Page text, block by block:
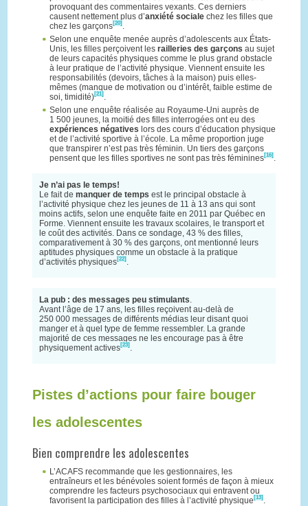
provoquant des commentaires vexants. Ces derniers
causent nettement plus d’anxiété socialechez les filles que
chez les garçons[20] .
Selon une enquête menée auprès d’adolescents aux États-
Unis, les filles perçoivent les railleries des garçons au sujet
de leurs capacités physiques comme le plus grand obstacle
à leur pratique de l’activité physique. Viennent ensuite les
responsabilités (devoirs, tâches à la maison) puis elles-
mêmes (manque de motivation ou d’intérêt, faible estime de
soi, timidité)[21] .
Selon une enquête réalisée au Royaume-Uni auprès de
1 500 jeunes, la moitié des filles interrogées ont eu des
expériences négatives lors des cours d’éducation physique
et de l’activité sportive à l’école. La même proportion juge
que transpirer n’est pas très féminin. Un tiers des garçons
pensent que les filles sportives ne sont pas très féminines[16] .
Je n’ai pas le temps!
Le fait de manquer de temps est le principal obstacle à
l’activité physique chez les jeunes de 11 à 13 ans qui sont
moins actifs, selon une enquête faite en 2011 par Québec en
Forme. Viennent ensuite les travaux scolaires, le transport et
le coût des activités. Dans ce sondage, 43 % des filles,
comparativement à 30 % des garçons, ont mentionné leurs
aptitudes physiques comme un obstacle à la pratique
d’activités physiques[22] .
La pub : des messages peu stimulants.
Avant l’âge de 17 ans, les filles reçoivent au-delà de
250 000 messages de différents médias leur disant quoi
manger et à quel type de femme ressembler. La grande
majorité de ces messages ne les encourage pas à être
physiquement actives[23].
Pistes d’actions pour faire bouger
les adolescentes
Bien comprendre les adolescentes
L’ACAFS recommande que les gestionnaires, les
entraîneurs et les bénévoles soient formés de façon à mieux
comprendre les facteurs psychosociaux qui entravent ou
favorisent la participation des filles à l’activité physique [13] .